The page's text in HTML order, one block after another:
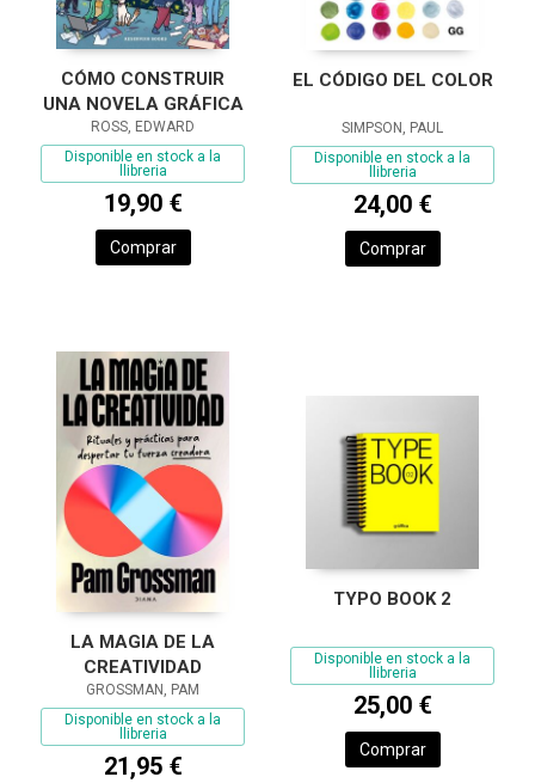
CÓMO CONSTRUIR
UNA NOVELA GRÁFICA
ROSS, EDWARD
Disponible en stock a la
llibreria
19,90 €
Comprar
EL CÓDIGO DEL COLOR
SIMPSON, PAUL
Disponible en stock a la
llibreria
24,00 €
Comprar
LA MAGIA DE LA
CREATIVIDAD
GROSSMAN, PAM
Disponible en stock a la
llibreria
21,95 €
TYPO BOOK 2
Disponible en stock a la
llibreria
25,00 €
Comprar